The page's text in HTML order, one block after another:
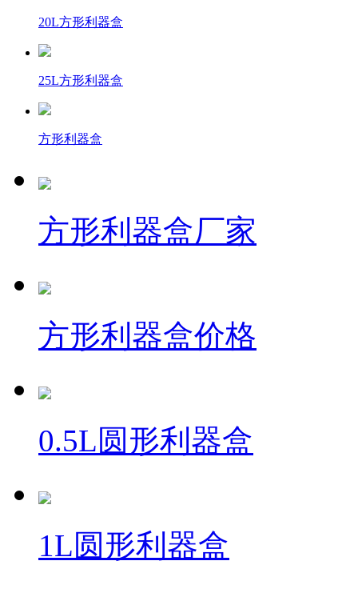
20L方形利器盒
25L方形利器盒
方形利器盒
方形利器盒厂家
方形利器盒价格
0.5L圆形利器盒
1L圆形利器盒